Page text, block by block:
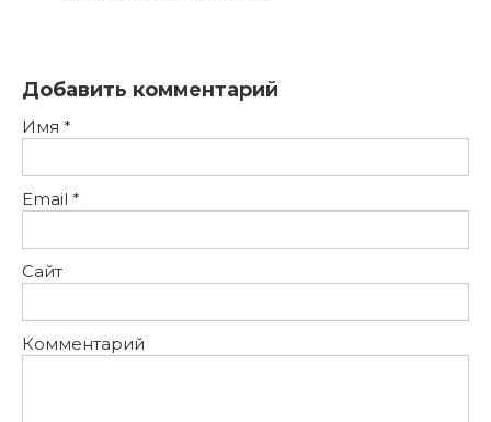
Добавить комментарий
Имя *
Email *
Сайт
Комментарий